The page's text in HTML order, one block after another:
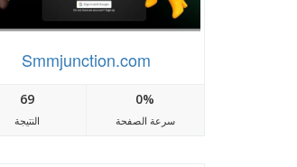
Smmjunction.com
69
النتيجة
0%
سرعة الصفحة